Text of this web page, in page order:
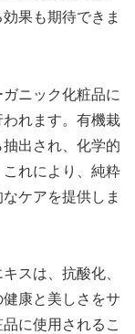
果も期待できま
ニック化粧品に
れます。有機栽
出され、化学的
れにより、純粋
ケアを提供しま
スは、抗酸化、
康と美しさをサ
に使用されるこ